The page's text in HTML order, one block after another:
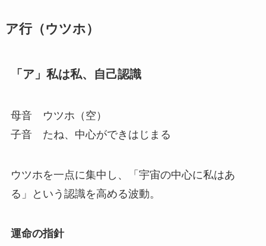
ア行（ウツホ）
「ア」私は私、自己認識
母音 ウツホ（空）
子音 たね、中心ができはじまる
ウツホを一点に集中し、「宇宙の中心に私はあ
る」という認識を高める波動。
運命の指針